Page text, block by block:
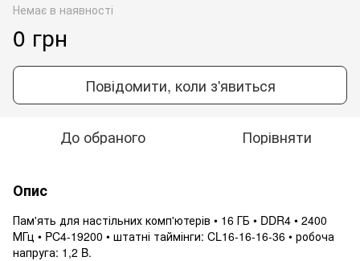
Немає в наявності
0 грн
Повідомити, коли з'явиться
До обраного Порівняти
Опис
Пам'ять для настільних комп'ютерів • 16 ГБ • DDR4 • 2400
МГц • PC4-19200 • штатні таймінги: CL16-16-16-36 • робоча
напруга: 1,2 B.